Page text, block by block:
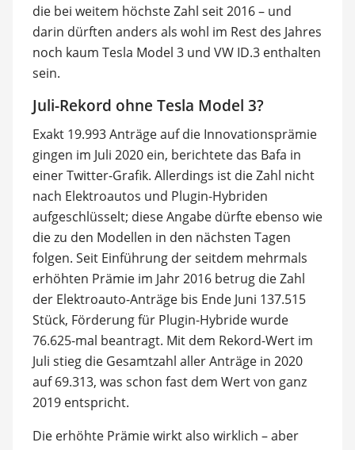
die bei weitem höchste Zahl seit 2016 – und
darin dürften anders als wohl im Rest des Jahres
noch kaum Tesla Model 3 und VW ID.3 enthalten
sein.
Juli-Rekord ohne Tesla Model 3?
Exakt 19.993 Anträge auf die Innovationsprämie
gingen im Juli 2020 ein, berichtete das Bafa in
einer Twitter-Grafik. Allerdings ist die Zahl nicht
nach Elektroautos und Plugin-Hybriden
aufgeschlüsselt; diese Angabe dürfte ebenso wie
die zu den Modellen in den nächsten Tagen
folgen. Seit Einführung der seitdem mehrmals
erhöhten Prämie im Jahr 2016 betrug die Zahl
der Elektroauto-Anträge bis Ende Juni 137.515
Stück, Förderung für Plugin-Hybride wurde
76.625-mal beantragt. Mit dem Rekord-Wert im
Juli stieg die Gesamtzahl aller Anträge in 2020
auf 69.313, was schon fast dem Wert von ganz
2019 entspricht.
Die erhöhte Prämie wirkt also wirklich – aber